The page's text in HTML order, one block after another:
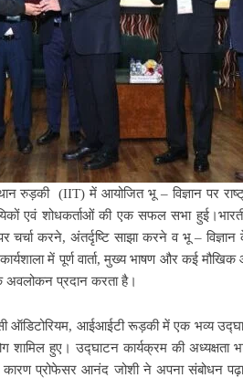
रुड़की (IIT) में आयोजित भू – विज्ञान पर
एवं शोधकर्ताओं की एक सफल सभा
चर्चा करने, अंतर्दृष्टि साझा करने व भू –
में पूर्ण वार्ता, मुख्य भाषण और कई
अवलोकन प्रदान करता है।
आईआईटी रूड़की में एक भव्य
शामिल हुए। उद्घाटन कार्यक्रम की
प्रोफेसर आनंद जोशी ने अपना संबोधन